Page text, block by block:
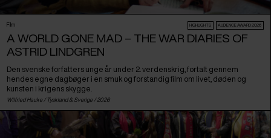
Film HIGHLIGHTS AUDIENCE AWARD 2026
A WORLD GONE MAD – THE WAR DIARIES OF
ASTRID LINDGREN
Den svenske forfatters unge år under 2. verdenskrig, fortalt gennem
hendes egne dagbøger i en smuk og forstandig film om livet, døden og
kunsten i krigens skygge.
Wilfried Hauke / Tyskland& Sverige / 2026